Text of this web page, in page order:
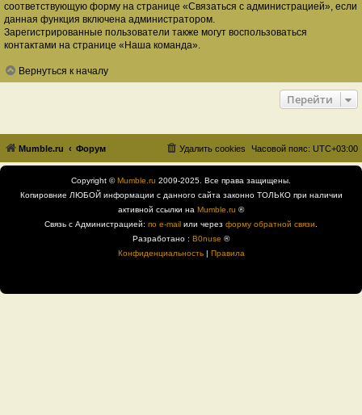
соответствующую форму на странице «Связаться с администрацией», если
данная функция включена администратором.
Зарегистрированные пользователи также могут воспользоваться
контактами на странице «Наша команда».
Вернуться к началу
Перейти
Mumble.ru Форум Часовой пояс: UTC+03:00
Удалить cookies
Copyright ©Mumble.ru 2009-2025. Все права защищены.
Копировние ЛЮБОЙ информации с данного сайта законно ТОЛЬКО при наличии
активной ссылки на Mumble.ru ®
Связь с Администрацией: по e-mail или через форму обратной связи
Разработано : B0nuse ®
Конфиденциальность| Правила